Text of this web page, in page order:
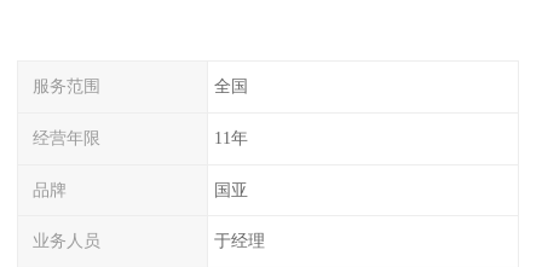
服务范围 全国
经营年限 11年
品牌 国亚
业务人员 于经理